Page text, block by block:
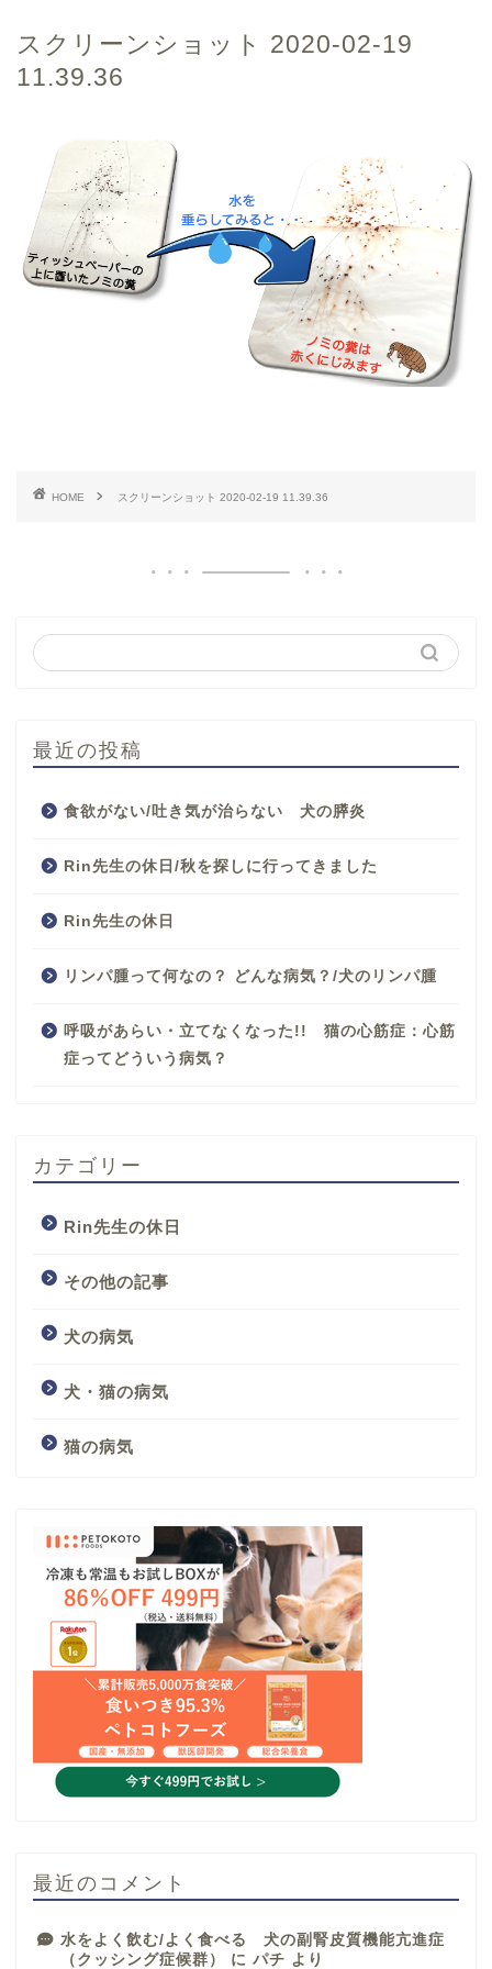
スクリーンショット 2020-02-19
11.39.36
HOME スクリーンショット 2020-02-19 11.39.36
最近の投稿
食欲がない/吐き気が治らない 犬の膵炎
Rin先生の休日/秋を探しに行ってきました
Rin先生の休日
リンパ腫って何なの？ どんな病気？/犬のリンパ腫
呼吸があらい・立てなくなった!! 猫の心筋症：心筋
症ってどういう病気？
カテゴリー
Rin先生の休日
その他の記事
犬の病気
犬・猫の病気
猫の病気
最近のコメント
水をよく飲む/よく食べる 犬の副腎皮質機能亢進症
（クッシング症候群）
に パチ より